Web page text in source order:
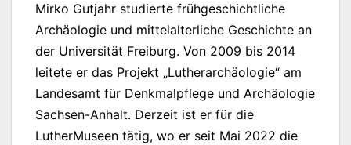
Mirko Gutjahr studierte frühgeschichtliche
Archäologie und mittelalterliche Geschichte an
der Universität Freiburg. Von 2009 bis 2014
leitete er das Projekt „Lutherarchäologie“ am
Landesamt für Denkmalpflege und Archäologie
Sachsen-Anhalt. Derzeit ist er für die
LutherMuseen tätig, wo er seit Mai 2022 die